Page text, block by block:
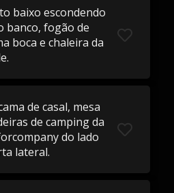
baixo escondendo
banco, fogão de
boca e chaleira da
de casal, mesa
de camping da
do lado
lateral.